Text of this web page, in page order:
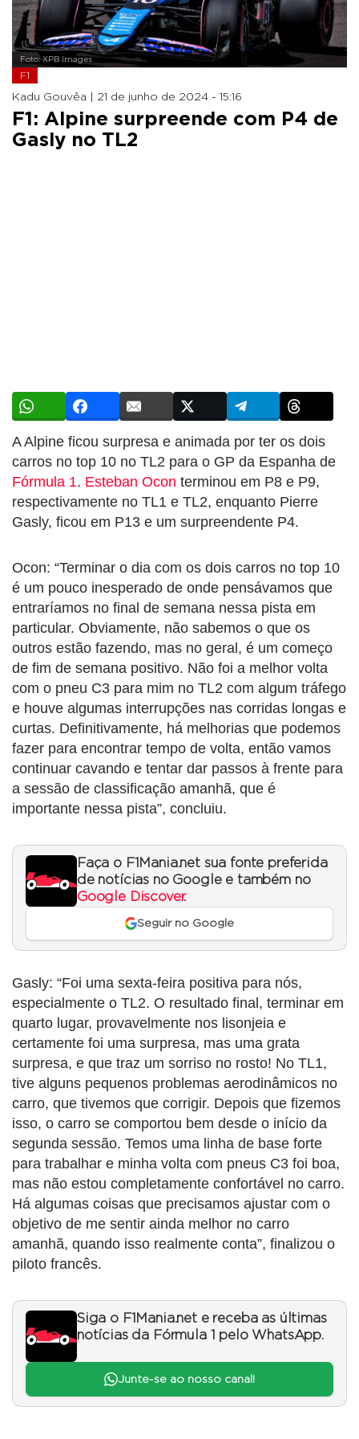
Foto: XPB Images
F1
Kadu Gouvêa | 21 de junho de 2024 - 15:16
F1: Alpine surpreende com P4 de
Gasly no TL2
A Alpine ficou surpresa e animada por ter os dois
carros no top 10 no TL2 para o GP da Espanha de
Fórmula 1. Esteban Ocon terminou em P8 e P9,
respectivamente no TL1 e TL2, enquanto Pierre
Gasly, ficou em P13 e um surpreendente P4.
Ocon: “Terminar o dia com os dois carros no top 10
é um pouco inesperado de onde pensávamos que
entraríamos no final de semana nessa pista em
particular. Obviamente, não sabemos o que os
outros estão fazendo, mas no geral, é um começo
de fim de semana positivo. Não foi a melhor volta
com o pneu C3 para mim no TL2 com algum tráfego
e houve algumas interrupções nas corridas longas e
curtas. Definitivamente, há melhorias que podemos
fazer para encontrar tempo de volta, então vamos
continuar cavando e tentar dar passos à frente para
a sessão de classificação amanhã, que é
importante nessa pista”, concluiu.
Faça o F1Mania.net sua fonte preferida
de notícias no Google e também no
Google Discover.
Seguir no Google
Gasly: “Foi uma sexta-feira positiva para nós,
especialmente o TL2. O resultado final, terminar em
quarto lugar, provavelmente nos lisonjeia e
certamente foi uma surpresa, mas uma grata
surpresa, e que traz um sorriso no rosto! No TL1,
tive alguns pequenos problemas aerodinâmicos no
carro, que tivemos que corrigir. Depois que fizemos
isso, o carro se comportou bem desde o início da
segunda sessão. Temos uma linha de base forte
para trabalhar e minha volta com pneus C3 foi boa,
mas não estou completamente confortável no carro.
Há algumas coisas que precisamos ajustar com o
objetivo de me sentir ainda melhor no carro
amanhã, quando isso realmente conta”, finalizou o
piloto francês.
Siga o F1Mania.net e receba as últimas
notícias da Fórmula 1 pelo WhatsApp.
Junte-se ao nosso canal!